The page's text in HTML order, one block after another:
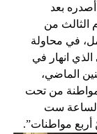
أصدره بعد
الثالث من
في محاولة
الذي انهار في
يوم الاثنين الماضي،
مواطنة من تحت
الساعة ست
أربع مواطنات”.